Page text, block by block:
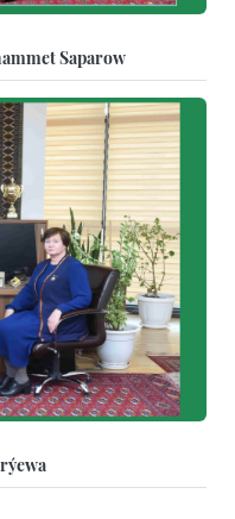
Saparow